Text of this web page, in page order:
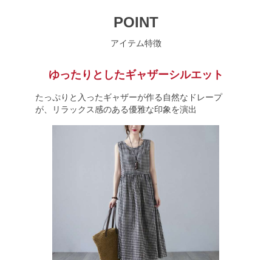
POINT
アイテム特徴
ゆったりとしたギャザーシルエット
たっぷりと入ったギャザーが作る自然なドレープ
が、リラックス感のある優雅な印象を演出